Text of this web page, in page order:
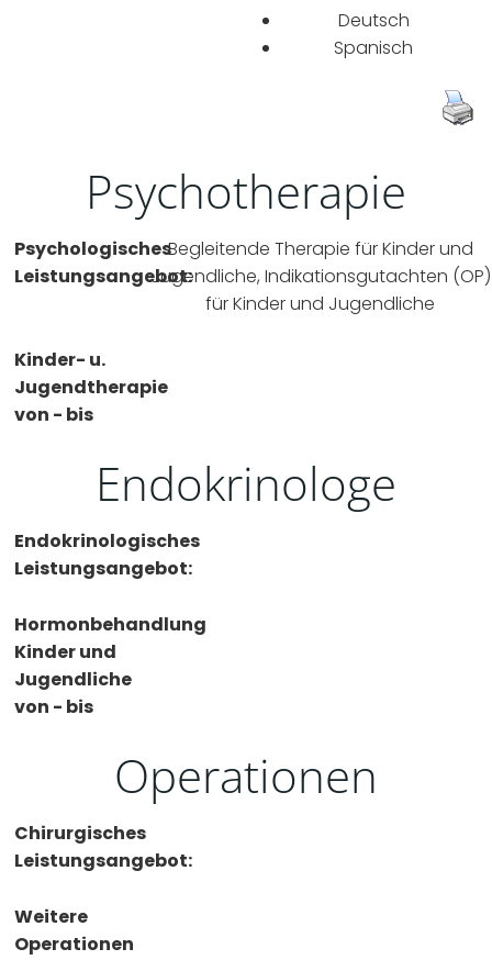
Deutsch
Spanisch
Psychotherapie
Psychologisches
Leistungsangebot:
Begleitende Therapie für Kinder und
Jugendliche, Indikationsgutachten (OP)
für Kinder und Jugendliche
Kinder- u.
Jugendtherapie
von - bis
Endokrinologe
Endokrinologisches
Leistungsangebot:
Hormonbehandlung
Kinder und
Jugendliche
von - bis
Operationen
Chirurgisches
Leistungsangebot:
Weitere
Operationen